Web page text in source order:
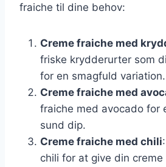
fraiche til dine behov:
Creme fraiche med
friske krydderurter som
for en smagfuld variation.
Creme fraiche med
fraiche med avocado for
sund dip.
Creme fraiche med chili
chili for at give din